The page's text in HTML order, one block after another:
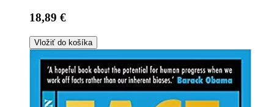
18,89 €
Vložiť do košíka